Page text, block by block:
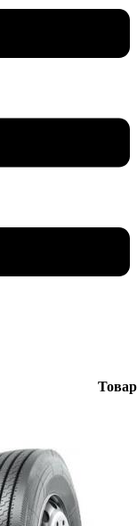
Товар